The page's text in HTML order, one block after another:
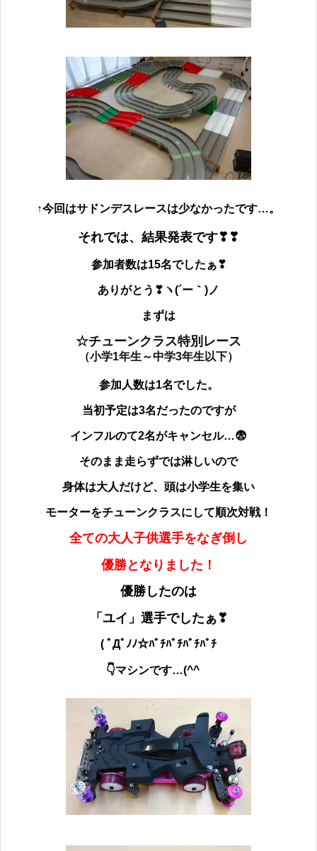
↑今回はサドンデスレースは少なかったです…。
それでは、結果発表です❣❣
参加者数は15名でしたぁ❣
ありがとう❣ヽ(´ー｀)ノ
まずは
☆チューンクラス特別レース
（小学1年生～中学3年生以下）
参加人数は1名でした。
当初予定は3名だったのですが
インフルのて2名がキャンセル…😨
そのまま走らずでは淋しいので
身体は大人だけど、頭は小学生を集い
モーターをチューンクラスにして順次対戦！
全ての大人子供選手をなぎ倒し
優勝となりました！
優勝したのは
「ユイ」選手でしたぁ❣
( ﾟДﾟﾉﾉ☆ﾊﾟﾁﾊﾟﾁﾊﾟﾁﾊﾟﾁ
👇マシンです…(^^ゞ